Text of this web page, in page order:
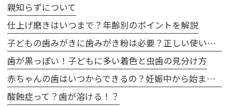
親知らずについて
仕上げ磨きはいつまで？年齢別のポイントを解説
子どもの歯みがきに歯みがき粉は必要？正しい使い方とは
歯が黒っぽい！子どもに多い着色と虫歯の見分け方
赤ちゃんの歯はいつからできるの？妊娠中から始まる歯の成長
酸蝕症って？歯が溶ける！？